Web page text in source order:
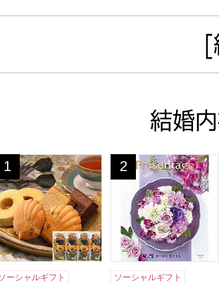
結婚
神戸スイーツポート 港の風に吹かれて【年
1
位
ーシャルギフト
プレゼンテージ ビ
2
位
ソーシャルギフト